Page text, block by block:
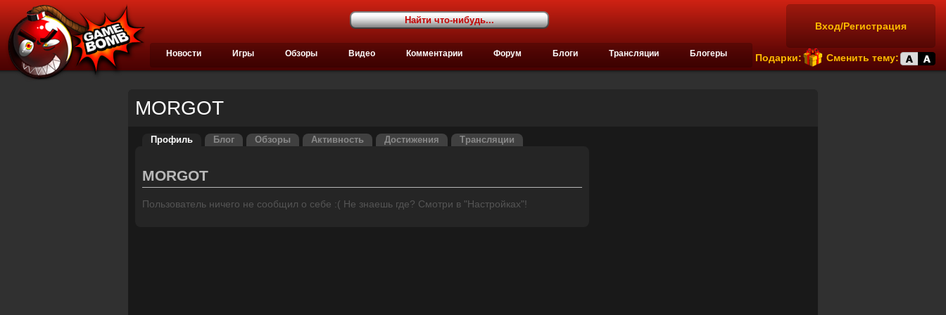
Вход/Регистрация
Подарки: Сменить тему:
Новости Игры Обзоры Видео Комментарии Форум Блоги Трансляции Блогеры
MORGOT
Профиль Блог Обзоры Активность Достижения Трансляции
MORGOT
Пользователь ничего не сообщил о себе :( Не знаешь где? Смотри в "Настройках"!